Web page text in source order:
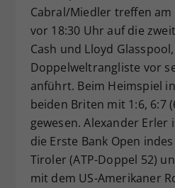
Cabral/Miedler treffen
vor 18:30 Uhr auf die
Cash und Lloyd
Doppelweltrangliste vor
anführt. Beim Heimspiel
beiden Briten mit 1:6, 6:7
gewesen. Alexander Erler
die Erste Bank Open
Tiroler (ATP-Doppel 52)
mit dem US-Amerikaner